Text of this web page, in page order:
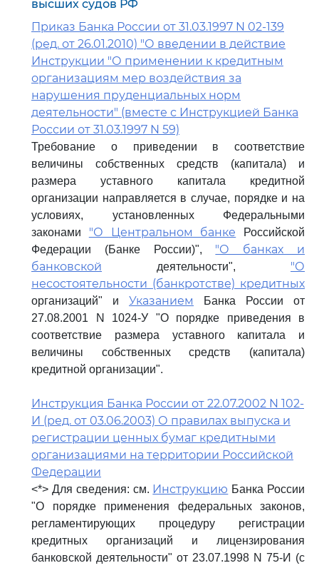
высших судов РФ
Приказ Банка России от 31.03.1997 N 02-139
(ред. от 26.01.2010) "О введении в действие
Инструкции "О применении к кредитным
организациям мер воздействия за
нарушения пруденциальных норм
деятельности" (вместе с Инструкцией Банка
России от 31.03.1997 N 59)
Требование о приведении в соответствие
величины собственных средств (капитала) и
размера уставного капитала кредитной
организации направляется в случае, порядке и на
условиях, установленных Федеральными
законами "О Центральном банке Российской
Федерации (Банке России)", "О банках и
банковской деятельности", "О
несостоятельности (банкротстве) кредитных
организаций" и Указанием
Банка России от
27.08.2001 N 1024-У "О порядке приведения в
соответствие размера уставного капитала и
величины собственных средств (капитала)
кредитной организации".
Инструкция Банка России от 22.07.2002 N 102-
И (ред. от 03.06.2003) О правилах выпуска и
регистрации ценных бумаг кредитными
организациями на территории Российской
Федерации
<*> Для сведения: см. Инструкцию Банка России
"О порядке применения федеральных законов,
регламентирующих процедуру регистрации
кредитных организаций и лицензирования
банковской деятельности" от 23.07.1998 N 75-И (с